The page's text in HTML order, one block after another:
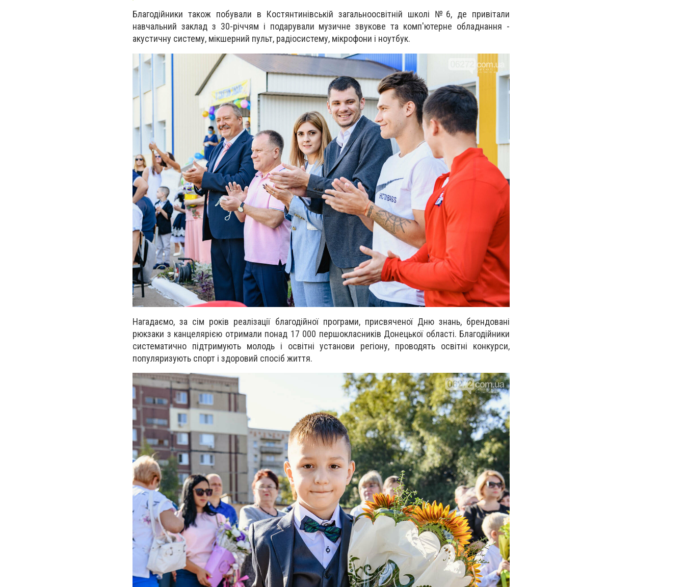
Благодійники також побували в Костянтинівській загальноосвітній школі №6, де привітали
навчальний заклад з 30-річчям і подарували музичне звукове та комп'ютерне обладнання -
акустичну систему, мікшерний пульт, радіосистему, мікрофони і ноутбук.
Нагадаємо, за сім років реалізації благодійної програми, присвяченої Дню знань, брендовані
рюкзаки з канцелярією отримали понад 17 000 першокласників Донецької області. Благодійники
систематично підтримують молодь і освітні установи регіону, проводять освітні конкурси,
популяризують спорт і здоровий спосіб життя.